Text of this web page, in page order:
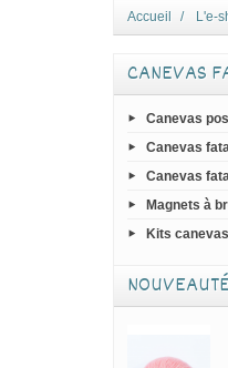
Accueil L'e-
CANEVAS
Canevas
Canevas
Canevas
Magnets à
Kits